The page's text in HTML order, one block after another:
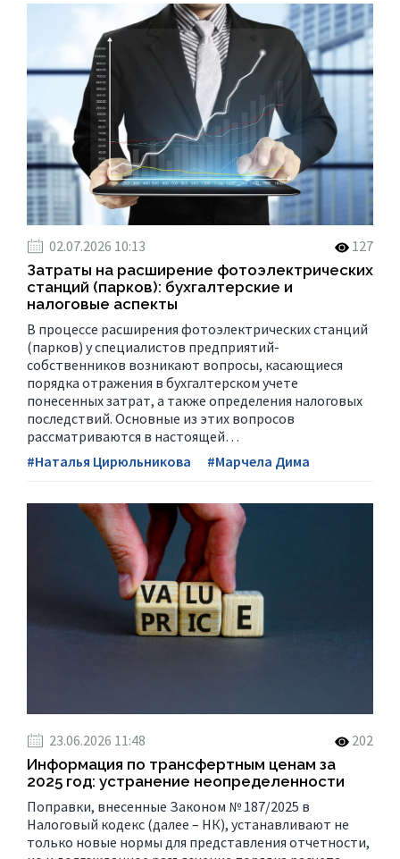
02.07.2026 10:13
127
Затраты на расширение фотоэлектрических
станций (парков): бухгалтерские и
налоговые аспекты
В процессе расширения фотоэлектрических станций
(парков) у специалистов предприятий-
собственников возникают вопросы, касающиеся
порядка отражения в бухгалтерском учете
понесенных затрат, а также определения налоговых
последствий. Основные из этих вопросов
рассматриваются в настоящей…
#Наталья Цирюльникова
#Марчела Дима
23.06.2026 11:48
202
Информация по трансфертным ценам за
2025 год: устранение неопределенности
Поправки, внесенные Законом № 187/2025 в
Налоговый кодекс (далее – НК), устанавливают не
только новые нормы для представления отчетности,